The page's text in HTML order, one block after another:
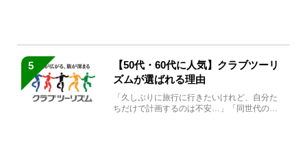
5
【50代・60代に人気】クラブツーリ
ズムが選ばれる理由
「久しぶりに旅行に行きたいけれど、自分た
ちだけで計画するのは不安…」「同世代の方